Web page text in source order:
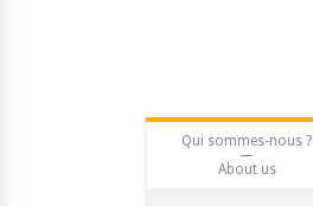
Qui sommes-nous ?
About us